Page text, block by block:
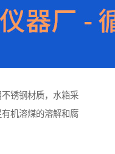
锈钢材质，水箱采
机溶煤的溶解和腐